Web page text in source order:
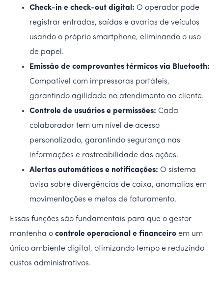
Check-in e check-out digital: O operador pode
registrar entradas, saídas e avarias de veículos
usando o próprio smartphone, eliminando o uso
de papel.
Emissão de comprovantes térmicos via Bluetooth:
Compatível com impressoras portáteis,
garantindo agilidade no atendimento ao cliente.
Controle de usuários e permissões: Cada
colaborador tem um nível de acesso
personalizado, garantindo segurança nas
informações e rastreabilidade das ações.
Alertas automáticos e notificações: O sistema
avisa sobre divergências de caixa, anomalias em
movimentações e metas de faturamento.
Essas funções são fundamentais para que o gestor
mantenha o controle operacional e financeiro em um
único ambiente digital, otimizando tempo e reduzindo
custos administrativos.